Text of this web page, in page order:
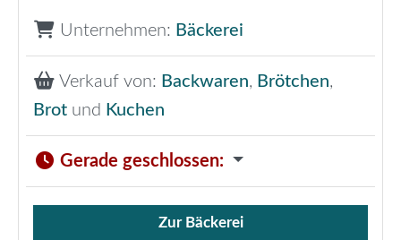
Unternehmen: Bäckerei
Verkauf von: Backwaren, Brötchen,
Brot und Kuchen
Gerade geschlossen:
Verkauf von Brötchen,
Zur Bäckerei